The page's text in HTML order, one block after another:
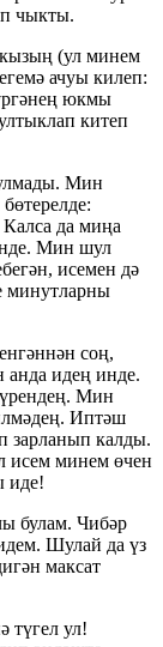
чыкты.
(ул минем
ачуы килеп:
юкмы
китеп
Мин
да миңа
Мин шул
исемен дә
соң,
идең инде.
Мин
Иптәш
зарланып калды.
исем минем өчен
иде!
булам. Чибәр
Шулай да үз
максат
түгел ул!